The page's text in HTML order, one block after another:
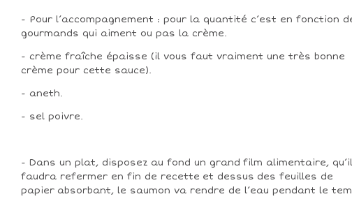
- Pour l’accompagnement : pour la quantité c’est en fonction
gourmands qui aiment ou pas la crème.
- crème fraîche épaisse (il vous faut vraiment une très bonne
crème pour cette sauce).
- aneth.
- sel poivre.
- Dans un plat, disposez au fond un grand film alimentaire, qu’il
faudra refermer en fin de recette et dessus des feuilles de
papier absorbant, le saumon va rendre de l’eau pendant le